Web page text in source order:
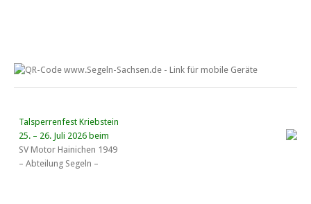
Talsperrenfest Kriebstein
25. – 26. Juli 2026 beim
SV Motor Hainichen 1949
– Abteilung Segeln –